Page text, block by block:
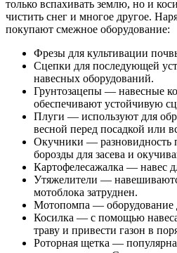
только вспахивать землю, но и
чистить снег и многое другое.
покупают смежное оборудование:
Фрезы для культивации
Сцепки для последующей
навесных оборудований.
Грунтозацепы — навесные
обеспечивают устойчивую
Плуги — используют для
весной перед посадкой или
Окучники — разновидность
борозды для засева и
Картофелесажалка — навес
Утяжелители —
мотоблока затруднен.
Мотопомпа — оборудование
Косилка — с помощью
траву и привести газон в
Роторная щетка —